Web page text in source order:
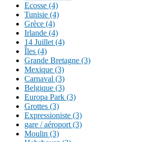
Ecosse (4)
Tunisie (4)
Grèce (4)
Irlande (4)
14 Juillet (4)
Îles (4)
Grande Bretagne (3)
Mexique (3)
Carnaval (3)
Belgique (3)
Europa Park (3)
Grottes (3)
Expressioniste (3)
gare / aéroport (3)
Moulin (3)